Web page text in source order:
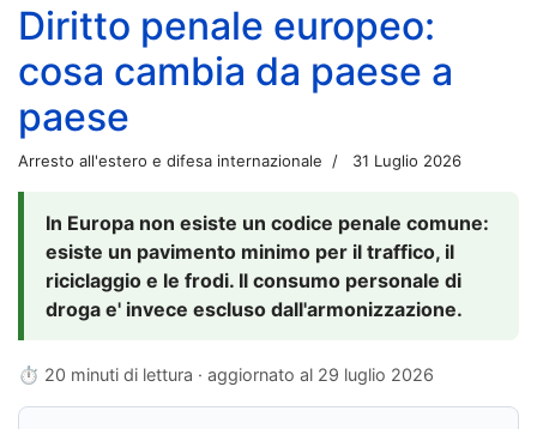
Diritto penale europeo:
cosa cambia da paese a
paese
Arresto all'estero e difesa internazionale 31 Luglio 2026
In Europa non esiste un codice penale comune:
esiste un pavimento minimo per il traffico, il
riciclaggio e le frodi. Il consumo personale di
droga e' invece escluso dall'armonizzazione.
⏱ 20 minuti di lettura · aggiornato al 29 luglio 2026